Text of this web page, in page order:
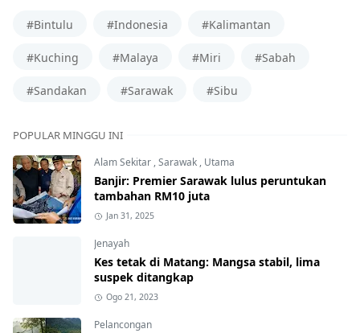
#Bintulu #Indonesia #Kalimantan
#Kuching #Malaya #Miri #Sabah
#Sandakan #Sarawak #Sibu
POPULAR MINGGU INI
Alam Sekitar,Sarawak, Utama
Banjir: Premier Sarawak lulus peruntukan
tambahan RM10 juta
Jan 31, 2025
Jenayah
Kes tetak di Matang: Mangsa stabil, lima
suspek ditangkap
Ogo 21, 2023
Pelancongan